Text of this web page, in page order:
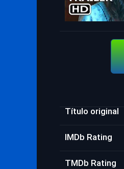
Título original
IMDb Rating
TMDb Rating